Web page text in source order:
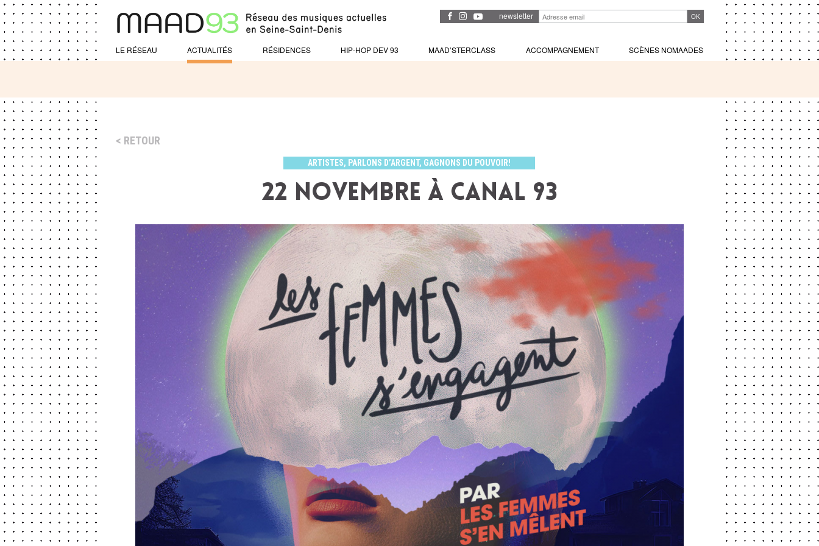
newsletter
LE RÉSEAU ACTUALITÉS RÉSIDENCES HIP-HOP DEV 93 MAAD’STERCLASS ACCOMPAGNEMENT SCÈNES NOMAADES
RETOUR
ARTISTES, PARLONS D’ARGENT, GAGNONS DU POUVOIR!
22 novembre à Canal 93